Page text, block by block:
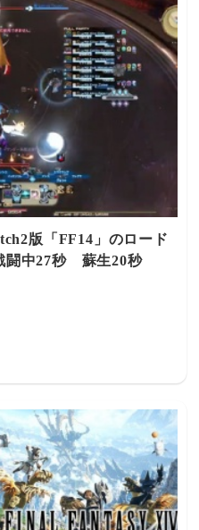
島に人いないなマケボとか
少量しか出品されてなくて
ffo/1785771113/
版「FF14」のロード
中27秒 蘇生20秒